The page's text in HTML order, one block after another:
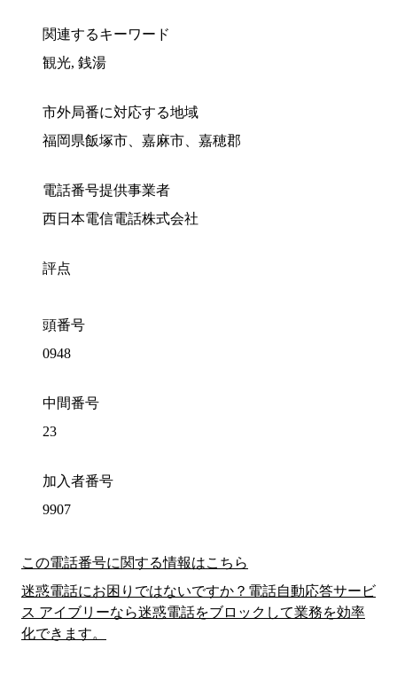
関連するキーワード
観光, 銭湯
市外局番に対応する地域
福岡県飯塚市、嘉麻市、嘉穂郡
電話番号提供事業者
西日本電信電話株式会社
評点
頭番号
0948
中間番号
23
加入者番号
9907
この電話番号に関する情報はこちら
迷惑電話にお困りではないですか？電話自動応答サービ
ス アイブリーなら迷惑電話をブロックして業務を効率
化できます。